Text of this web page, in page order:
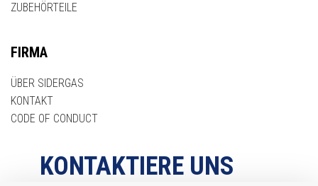
ZUBEHÖRTEILE
FIRMA
ÜBER SIDERGAS
KONTAKT
CODE OF CONDUCT
KONTAKTIERE UNS